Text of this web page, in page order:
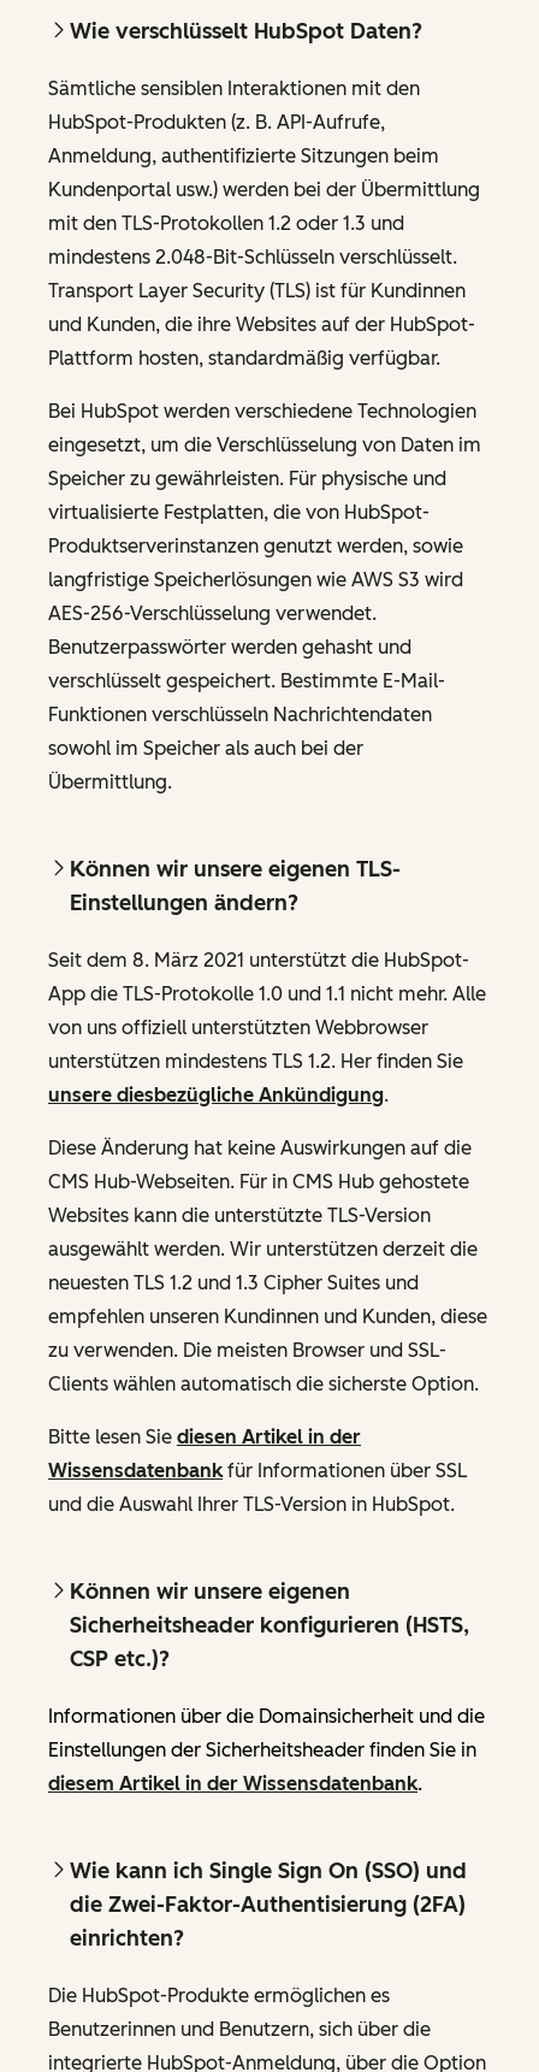
Wie verschlüsselt HubSpot Daten?
Sämtliche sensiblen Interaktionen mit den
HubSpot-Produkten (z. B. API-Aufrufe,
Anmeldung, authentifizierte Sitzungen beim
Kundenportal usw.) werden bei der Übermittlung
mit den TLS-Protokollen 1.2 oder 1.3 und
mindestens 2.048-Bit-Schlüsseln verschlüsselt.
Transport Layer Security (TLS) ist für Kundinnen
und Kunden, die ihre Websites auf der HubSpot-
Plattform hosten, standardmäßig verfügbar.
Bei HubSpot werden verschiedene Technologien
eingesetzt, um die Verschlüsselung von Daten im
Speicher zu gewährleisten. Für physische und
virtualisierte Festplatten, die von HubSpot-
Produktserverinstanzen genutzt werden, sowie
langfristige Speicherlösungen wie AWS S3 wird
AES-256-Verschlüsselung verwendet.
Benutzerpasswörter werden gehasht und
verschlüsselt gespeichert. Bestimmte E-Mail-
Funktionen verschlüsseln Nachrichtendaten
sowohl im Speicher als auch bei der
Übermittlung.
Können wir unsere eigenen TLS-
Einstellungen ändern?
Seit dem 8. März 2021 unterstützt die HubSpot-
App die TLS-Protokolle 1.0 und 1.1 nicht mehr. Alle
von uns offiziell unterstützten Webbrowser
unterstützen mindestens TLS 1.2. Her finden Sie
unsere diesbezügliche Ankündigung.
Diese Änderung hat keine Auswirkungen auf die
CMS Hub-Webseiten. Für in CMS Hub gehostete
Websites kann die unterstützte TLS-Version
ausgewählt werden. Wir unterstützen derzeit die
neuesten TLS 1.2 und 1.3 Cipher Suites und
empfehlen unseren Kundinnen und Kunden, diese
zu verwenden. Die meisten Browser und SSL-
Clients wählen automatisch die sicherste Option.
Bitte lesen Sie diesen Artikel in der
Wissensdatenbankfür Informationen über SSL
und die Auswahl Ihrer TLS-Version in HubSpot.
Können wir unsere eigenen
Sicherheitsheader konfigurieren (HSTS,
CSP etc.)?
Informationen über die Domainsicherheit und die
Einstellungen der Sicherheitsheader finden Sie in
diesem Artikel in der Wissensdatenbank.
Wie kann ich Single Sign On (SSO) und
die Zwei-Faktor-Authentisierung (2FA)
einrichten?
Die HubSpot-Produkte ermöglichen es
Benutzerinnen und Benutzern, sich über die
integrierte HubSpot-Anmeldung, über die Option